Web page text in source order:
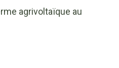
agrivoltaïque au